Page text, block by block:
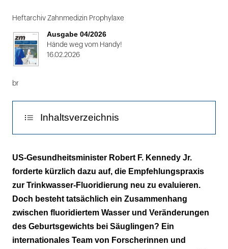
Heftarchiv Zahnmedizin Prophylaxe
Ausgabe 04/2026
Hände weg vom Handy!
16.02.2026
br
Inhaltsverzeichnis
Geburtsgewicht als etablierter
Gesundheitsindikator
US-Gesundheitsminister Robert F. Kennedy Jr.
forderte kürzlich dazu auf, die Empfehlungspraxis
zur Trinkwasser-Fluoridierung neu zu evaluieren.
Doch besteht tatsächlich ein Zusammenhang
zwischen fluoridiertem Wasser und Veränderungen
des Geburtsgewichts bei Säuglingen? Ein
internationales Team von Forscherinnen und